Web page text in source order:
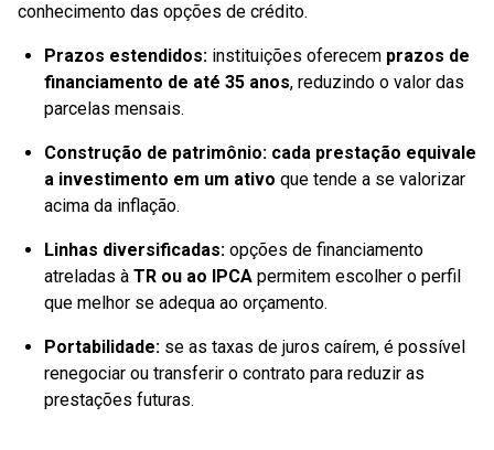
conhecimento das opções de crédito.
Prazos estendidos: instituições oferecem prazos de
financiamento de até 35 anos, reduzindo o valor das
parcelas mensais.
Construção de patrimônio: cada prestação equivale
a investimento em um ativo que tende a se valorizar
acima da inflação.
Linhas diversificadas: opções de financiamento
atreladas à TR ou ao IPCA permitem escolher o perfil
que melhor se adequa ao orçamento.
Portabilidade: se as taxas de juros caírem, é possível
renegociar ou transferir o contrato para reduzir as
prestações futuras.